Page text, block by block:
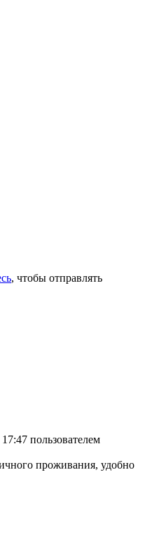
, чтобы отправлять
пользователем
проживания, удобно